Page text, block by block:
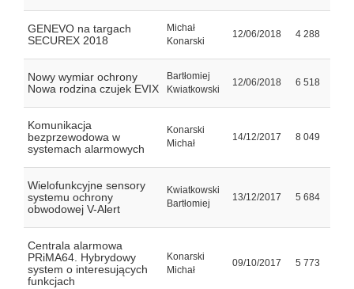
GENEVO na targach
SECUREX 2018
Michał
Konarski
12/06/2018 4 288
Nowy wymiar ochrony
Nowa rodzina czujek EVIX
Bartłomiej
Kwiatkowski
12/06/2018 6 518
Komunikacja
bezprzewodowa w
systemach alarmowych
Konarski
Michał
14/12/2017 8 049
Wielofunkcyjne sensory
systemu ochrony
obwodowej V-Alert
Kwiatkowski
Bartłomiej
13/12/2017 5 684
Centrala alarmowa
PRiMA64. Hybrydowy
system o interesujących
funkcjach
Konarski
Michał
09/10/2017 5 773